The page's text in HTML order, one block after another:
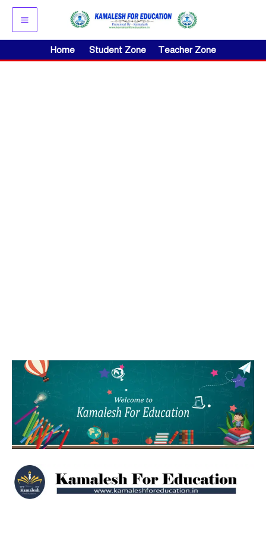
Skip
content
Home Student Zone Teacher Zone